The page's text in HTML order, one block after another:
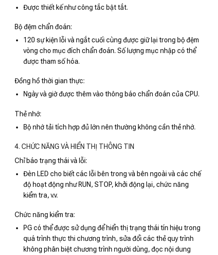
Được thiết kế như công tắc bật tắt.
Bộ đệm chẩn đoán:
120 sự kiện lỗi và ngắt cuối cùng được giữ lại trong bộ đệm
vòng cho mục đích chẩn đoán. Số lượng mục nhập có thể
được tham số hóa.
Đồng hồ thời gian thực:
Ngày và giờ được thêm vào thông báo chẩn đoán của CPU.
Thẻ nhớ:
Bộ nhớ tải tích hợp đủ lớn nên thường không cần thẻ nhớ.
4. CHỨC NĂNG VÀ HIỂN THỊ THÔNG TIN
Chỉ báo trạng thái và lỗi:
Đèn LED cho biết các lỗi bên trong và bên ngoài và các chế
độ hoạt động như RUN, STOP, khởi động lại, chức năng
kiểm tra, v.v.
Chức năng kiểm tra:
PG có thể được sử dụng để hiển thị trạng thái tín hiệu trong
quá trình thực thi chương trình, sửa đổi các thẻ quy trình
không phân biệt chương trình người dùng, đọc nội dung